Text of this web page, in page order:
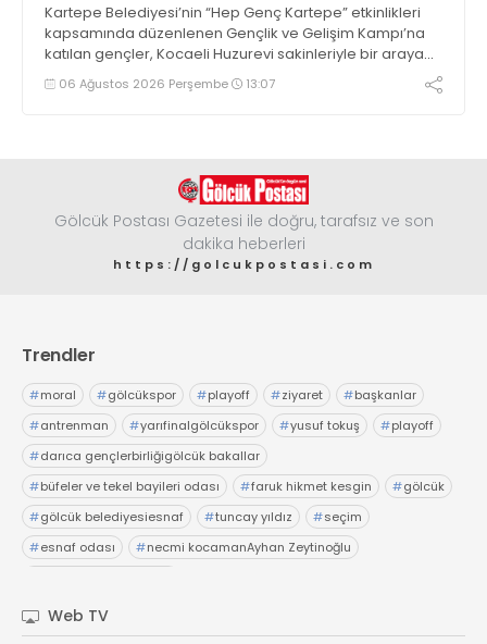
Kartepe Belediyesi’nin “Hep Genç Kartepe” etkinlikleri
kapsamında düzenlenen Gençlik ve Gelişim Kampı’na
katılan gençler, Kocaeli Huzurevi sakinleriyle bir araya
geldi06 Ağustos 2026 Perşembe 13:07
Gölcük Postası Gazetesi ile doğru, tarafsız ve son
dakika heberleri
https://golcukpostasi.com
Trendler
#moral #gölcükspor #playoff #ziyaret #başkanlar
#antrenman #yarıfinalgölcükspor #yusuf tokuş #playoff
#darıca gençlerbirliğigölcük bakallar
#büfeler ve tekel bayileri odası #faruk hikmet kesgin #gölcük
#gölcük belediyesiesnaf #tuncay yıldız #seçim
#esnaf odası #necmi kocamanAyhan Zeytinoğlu
Web TV